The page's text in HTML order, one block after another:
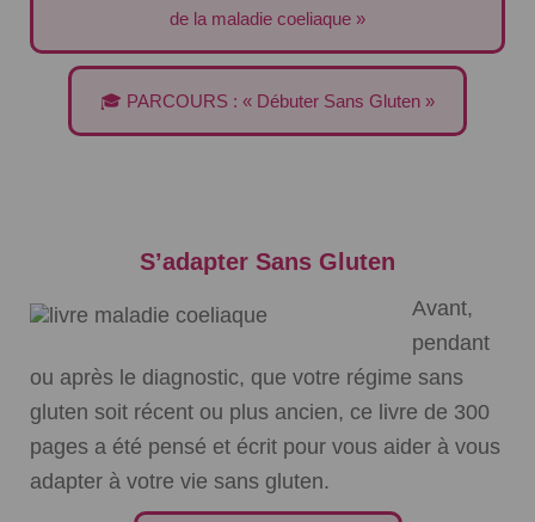
de la maladie coeliaque »
🎓 PARCOURS : « Débuter Sans Gluten »
S’adapter Sans Gluten
Avant,
pendant
ou après le diagnostic, que votre régime sans
gluten soit récent ou plus ancien, ce livre de 300
pages a été pensé et écrit pour vous aider à vous
adapter à votre vie sans gluten.